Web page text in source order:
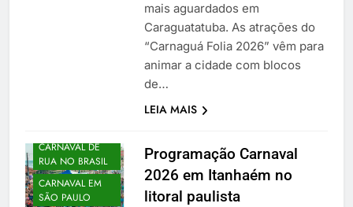
mais aguardados em
Caraguatatuba. As atrações do
“Carnaguá Folia 2026” vêm para
animar a cidade com blocos
de…
LEIA MAIS
CARNAVAL DE
RUA NO BRASIL
CARNAVAL EM
SÃO PAULO
Programação Carnaval
2026 em Itanhaém no
litoral paulista